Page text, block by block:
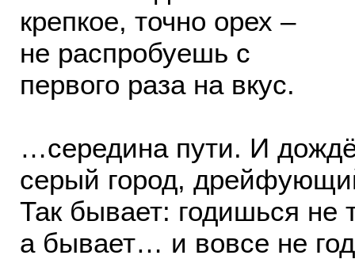
крепкое, точно орех –
не распробуешь с
первого раза на вкус.
…середина пути. И
серый город,
Так бывает: годишься
а бывает… и вовсе не